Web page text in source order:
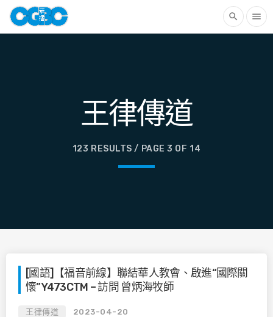
search menu
王律傳道
123 RESULTS / PAGE 3 OF 14
[國語]【福音前線】聯結華人教會、啟進“國際關
懷”Y473CTM – 訪問 曾炳海牧師
王律傳道 2023-04-20